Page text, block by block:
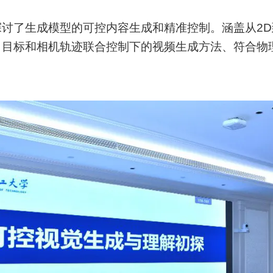
了生成模型的可控内容生成和精准控制。涵盖从
标和相机轨迹联合控制下的视频生成方法、符合